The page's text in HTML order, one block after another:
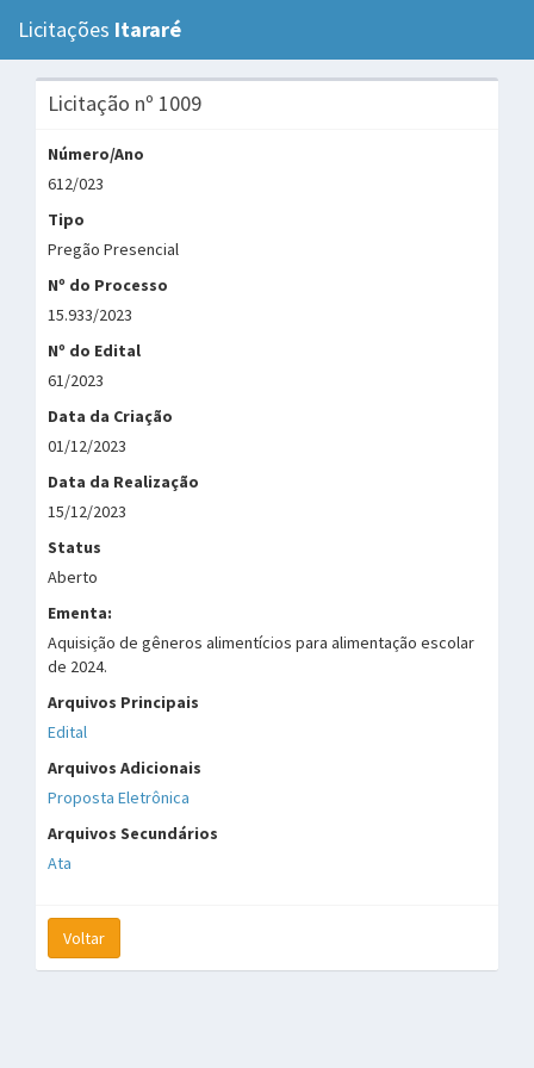
Licitações Itararé
Licitação nº 1009
Número/Ano
612/023
Tipo
Pregão Presencial
Nº do Processo
15.933/2023
Nº do Edital
61/2023
Data da Criação
01/12/2023
Data da Realização
15/12/2023
Status
Aberto
Ementa:
Aquisição de gêneros alimentícios para alimentação escolar
de 2024.
Arquivos Principais
Edital
Arquivos Adicionais
Proposta Eletrônica
Arquivos Secundários
Ata
Voltar